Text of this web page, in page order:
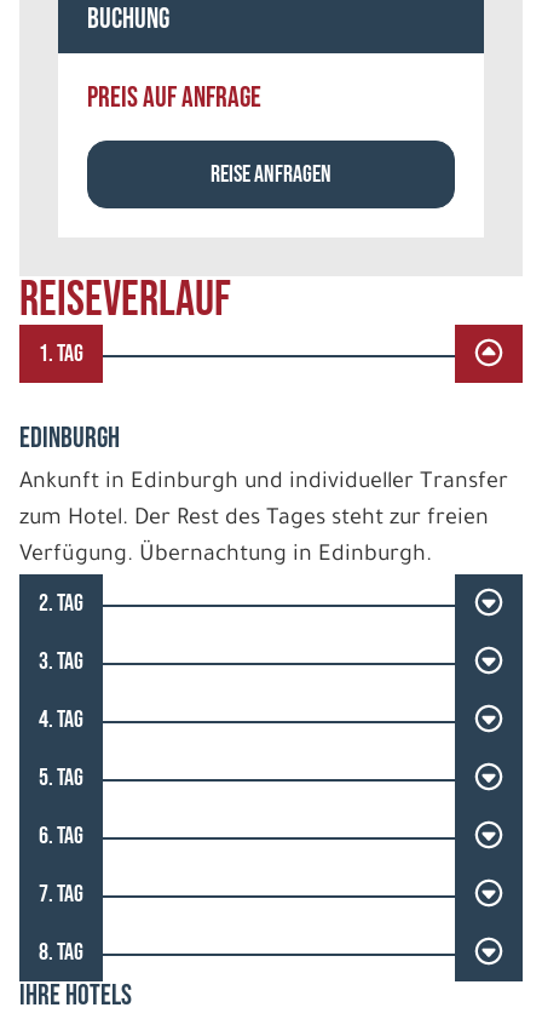
REISEVERLAUF
1. TAG
EDINBURGH
Ankunft in Edinburgh und individueller Transfer
zum Hotel. Der Rest des Tages steht zur freien
Verfügung. Übernachtung in Edinburgh.
2. TAG
3. TAG
4. TAG
5. TAG
6. TAG
7. TAG
8. TAG
IHRE HOTELS
Buchung
PREIS AUF ANFRAGE
REISE ANFRAGEN